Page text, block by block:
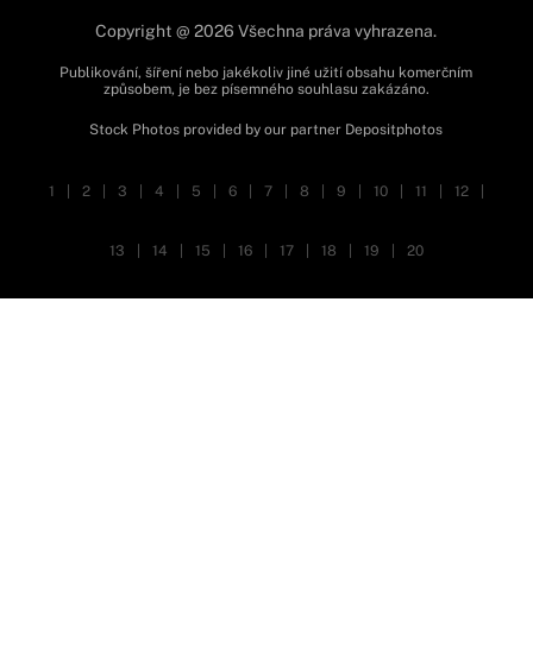
Copyright @ 2026 Všechna práva vyhrazena.
Publikování, šíření nebo jakékoliv jiné užití obsahu komerčním
způsobem, je bez písemného souhlasu zakázáno.
Stock Photos provided by our partner Depositphotos
1 2 3 4 5 6 7 8 9 10 11 12
13 14 15 16 17 18 19 20